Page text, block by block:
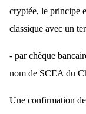
cryptée, le principe
classique avec un
- par chèque
nom de SCEA du
Une confirmation